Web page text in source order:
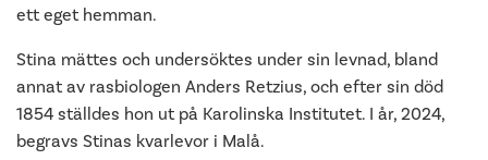
ett eget hemman.
Stina mättes och undersöktes under sin levnad, bland
annat av rasbiologen Anders Retzius, och efter sin död
1854 ställdes hon ut på Karolinska Institutet. I år, 2024,
begravs Stinas kvarlevor i Malå.